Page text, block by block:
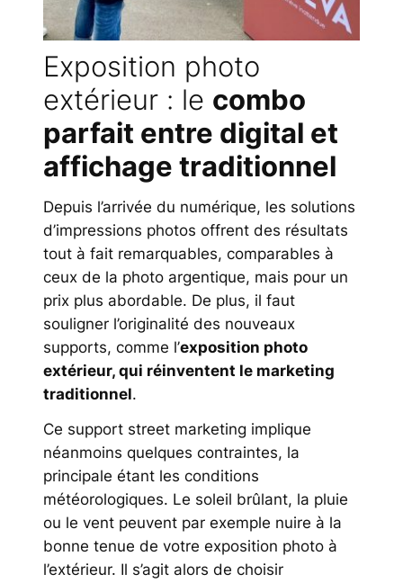
Exposition photo
extérieur : le combo
parfait entre digital et
affichage traditionnel
Depuis l’arrivée du numérique, les solutions
d’impressions photos offrent des résultats
tout à fait remarquables, comparables à
ceux de la photo argentique, mais pour un
prix plus abordable. De plus, il faut
souligner l’originalité des nouveaux
supports, comme l’exposition photo
extérieur, qui réinventent le marketing
traditionnel.
Ce support street marketing implique
néanmoins quelques contraintes, la
principale étant les conditions
météorologiques. Le soleil brûlant, la pluie
ou le vent peuvent par exemple nuire à la
bonne tenue de votre exposition photo à
l’extérieur. Il s’agit alors de choisir